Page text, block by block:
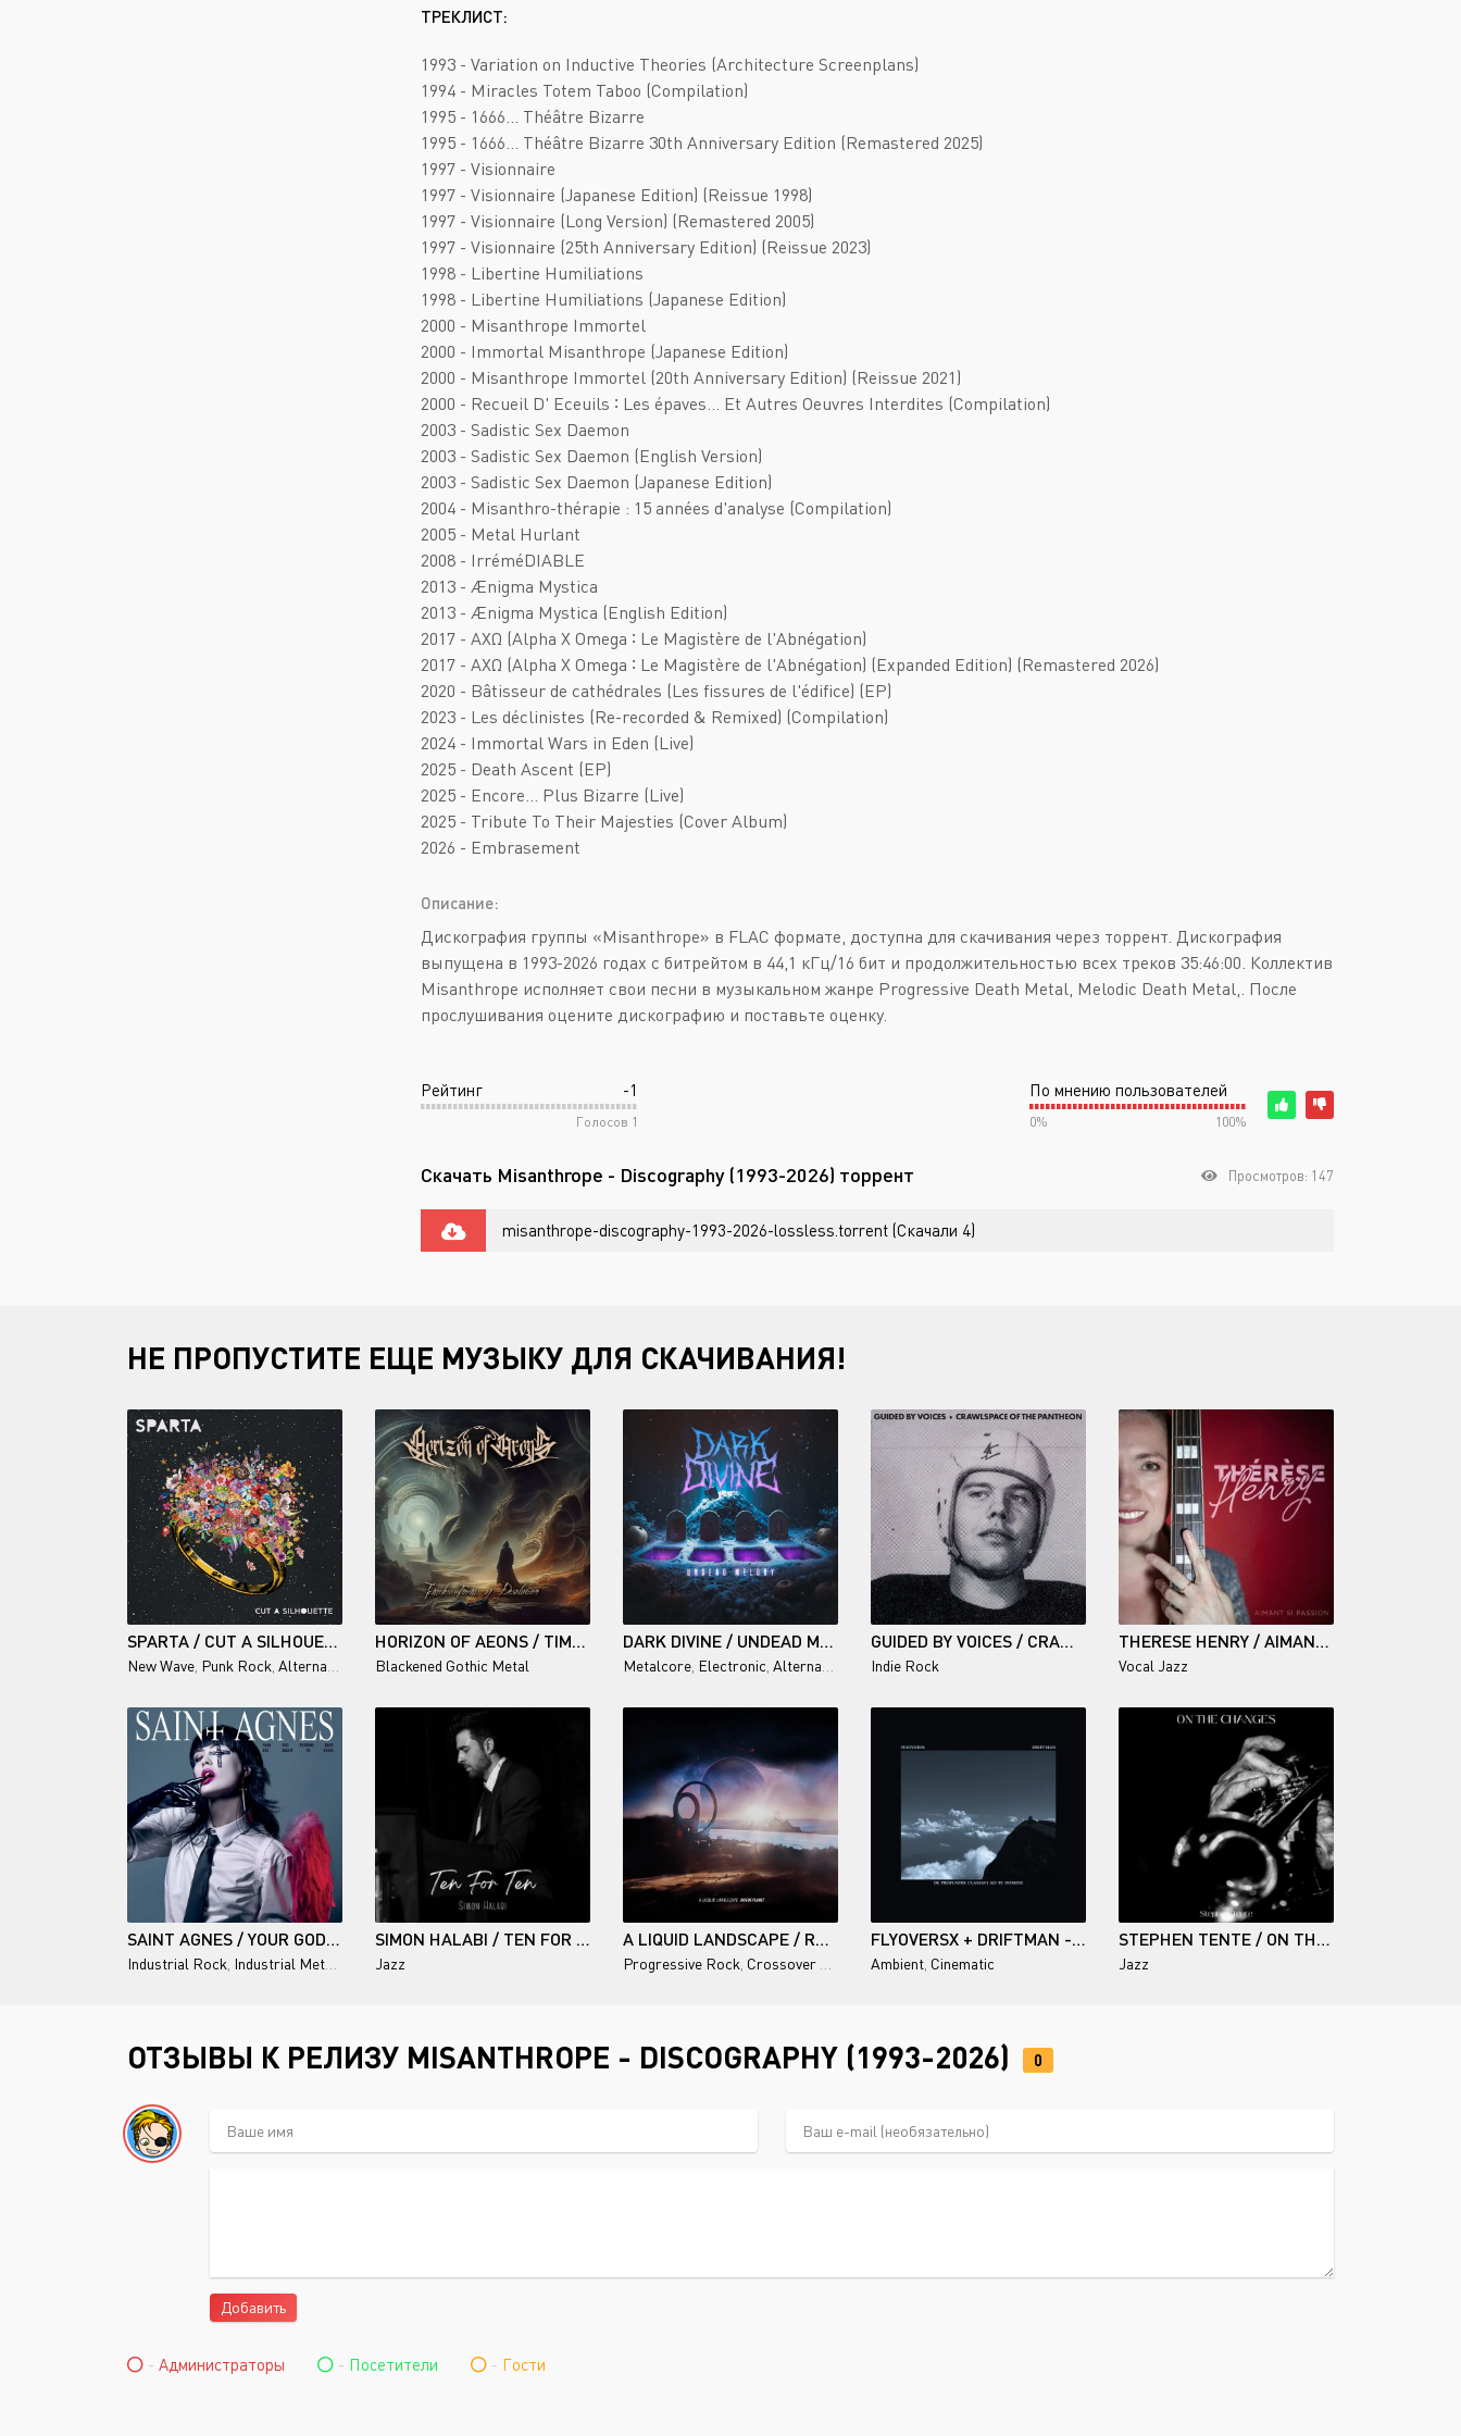
Doom Metal
Folk Metal
Gothic Metal
Groove Metal
Heavy Metal
Melodic Death Metal
Folk Rock
Hard Rock
ТРЕКЛИСТ:
1993 - Variation on Inductive Theories (Architecture Screenplans)
1994 - Miracles Totem Taboo (Compilation)
1995 - 1666... Théâtre Bizarre
1995 - 1666... Théâtre Bizarre 30th Anniversary Edition (Remastered 2025)
1997 - Visionnaire
1997 - Visionnaire (Japanese Edition) (Reissue 1998)
1997 - Visionnaire (Long Version) (Remastered 2005)
1997 - Visionnaire (25th Anniversary Edition) (Reissue 2023)
1998 - Libertine Humiliations
1998 - Libertine Humiliations (Japanese Edition)
2000 - Misanthrope Immortel
2000 - Immortal Misanthrope (Japanese Edition)
2000 - Misanthrope Immortel (20th Anniversary Edition) (Reissue 2021)
2000 - Recueil D' Eceuils ∶ Les épaves… Et Autres Oeuvres Interdites (Compilation)
2003 - Sadistic Sex Daemon
2003 - Sadistic Sex Daemon (English Version)
2003 - Sadistic Sex Daemon (Japanese Edition)
2004 - Misanthro-thérapie : 15 années d'analyse (Compilation)
2005 - Metal Hurlant
2008 - IrréméDIABLE
2013 - Ænigma Mystica
2013 - Ænigma Mystica (English Edition)
2017 - ΑXΩ (Alpha X Omega ∶ Le Magistère de l'Abnégation)
2017 - ΑXΩ (Alpha X Omega ∶ Le Magistère de l'Abnégation) (Expanded Edition) (Remastered 2026)
2020 - Bâtisseur de cathédrales (Les fissures de l'édifice) (EP)
2023 - Les déclinistes (Re-recorded & Remixed) (Compilation)
2024 - Immortal Wars in Eden (Live)
2025 - Death Ascent (EP)
2025 - Encore… Plus Bizarre (Live)
2025 - Tribute To Their Majesties (Cover Album)
2026 - Embrasement
Описание:
Дискография группы «Misanthrope» в FLAC формате, доступна для скачивания через торрент. Дискография
выпущена в 1993-2026 годах с битрейтом в 44,1 кГц/16 бит и продолжительностью всех треков 35:46:00. Коллектив
Misanthrope исполняет свои песни в музыкальном жанре Progressive Death Metal, Melodic Death Metal,. После
прослушивания оцените дискографию и поставьте оценку.
Рейтинг -1
Голосов 1
По мнению пользователей
0% 100%
Скачать Misanthrope - Discography (1993-2026) торрент Просмотров: 147
misanthrope-discography-1993-2026-lossless.torrent (Скачали 4)
НЕ ПРОПУСТИТЕ ЕЩЕ МУЗЫКУ ДЛЯ СКАЧИВАНИЯ!
SPARTA / CUT A SILHOUETTE
New Wave Punk Rock Alternative Rock
HORIZON OF AEONS / TIMELESS FORMS OF DESOLATION
Blackened Gothic Metal
DARK DIVINE / UNDEAD MELODY
Metalcore Electronic Alternative Metal
GUIDED BY VOICES / CRAWLSPACE OF THE PANTHEON
Indie Rock
THERESE HENRY / AIMANT SI PASSION
Vocal Jazz
SAINT AGNES / YOUR GOD FEARING DAYS ARE ABOUT TO BEGIN
Industrial Rock Industrial Metal Dark Pop
SIMON HALABI / TEN FOR TEN
Jazz
A LIQUID LANDSCAPE / ROGUE PLANET
Progressive Rock Crossover Prog
FLYOVERSX + DRIFTMAN - DE PROFUNDIS CLAMAVI AD TE DOMINE
Ambient Cinematic
STEPHEN TENTE / ON THE CHANGES
Jazz
ОТЗЫВЫ К РЕЛИЗУ MISANTHROPE - DISCOGRAPHY (1993-2026) 0
Добавить
- Администраторы - Посетители - Гости